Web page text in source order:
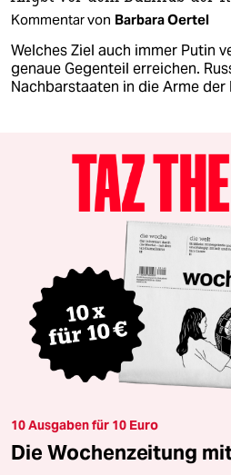
Kommentar von Barbara Oertel
Welches Ziel auch immer Putin
genaue Gegenteil erreichen.
Nachbarstaaten in die Arme der
10 Ausgaben für 10 Euro
Die Wochenzeitung